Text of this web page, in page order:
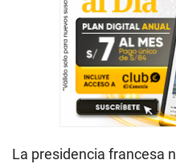
La presidencia francesa